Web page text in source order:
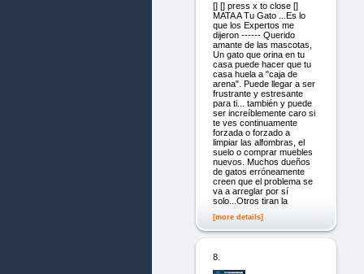
[] [] press x to close []
MATA A Tu Gato ...Es lo
que los Expertos me
dijeron ------ Querido
amante de las mascotas,
Un gato que orina en tu
casa puede hacer que tu
casa huela a "caja de
arena". Puede llegar a ser
frustrante y estresante
para ti... también y puede
ser increíblemente caro si
te ves continuamente
forzada o forzado a
limpiar las alfombras, el
suelo o comprar muebles
nuevos. Muchos dueños
de gatos erróneamente
creen que el problema se
va a arreglar por sí
solo...Otros tiran la
[more details]
8.